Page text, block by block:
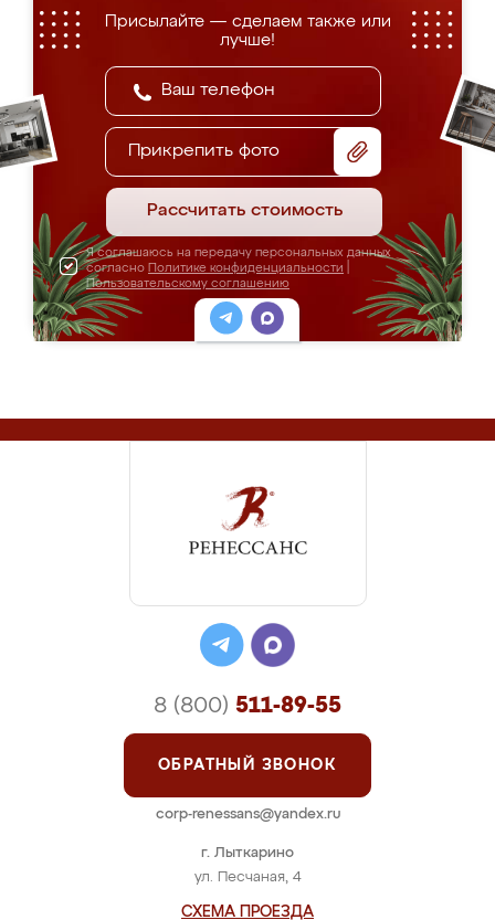
Присылайте — сделаем также или
лучше!
Прикрепить фото
Рассчитать стоимость
Я соглашаюсь на передачу персональных данных
согласно Политике конфиденциальности
Пользовательскому соглашению
г. Лыткарино
ул. Песчаная, 4
СХЕМА ПРОЕЗДА
8 (800) 511-89-55
ОБРАТНЫЙ ЗВОНОК
corp-renessans@yandex.ru